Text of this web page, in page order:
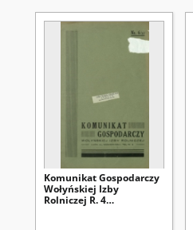
Komunikat Gospodarczy
Wołyńskiej Izby
Rolniczej R. 4